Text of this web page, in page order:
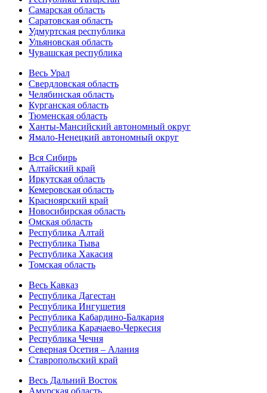
Самарская область
Саратовская область
Удмуртская республика
Ульяновская область
Чувашская республика
Весь Урал
Свердловская область
Челябинская область
Курганская область
Тюменская область
Ханты-Мансийский автономный округ
Ямало-Ненецкий автономный округ
Вся Сибирь
Алтайский край
Иркутская область
Кемеровская область
Красноярский край
Новосибирская область
Омская область
Республика Алтай
Республика Тыва
Республика Хакасия
Томская область
Весь Кавказ
Республика Дагестан
Республика Ингушетия
Республика Кабардино-Балкария
Республика Карачаево-Черкесия
Республика Чечня
Северная Осетия – Алания
Ставропольский край
Весь Дальний Восток
Амурская область